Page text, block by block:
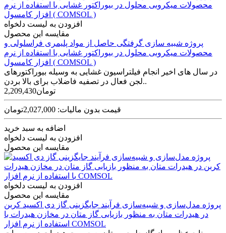
افزودن به لیست دلخواه
مقایسه این محصول
پروژه شبیه سازی گرفتگی حاصل از مواد پلیمری فراسلولی و
محصولات میکروبی محلول در بیوراکتور غشایی با استفاده از نرم
افزار کامسول ( COMSOL )
در سال های اخیر انجام فیلتراسیون غشایی به وسیله بیوراکتورهای
لجن فعال در تصفیه فاضلاب برای بالا بردن..
2,209,430تومان
قیمت بدون مالیات: 2,027,000تومان
اضافه به سبد خرید
افزودن به لیست دلخواه
مقایسه این محصول
افزودن به لیست دلخواه
مقایسه این محصول
پروژه مدل‌سازی و شبیه‌سازی فرآیند جایگزینی گاز دی اکسید کربن
در هیدرات متان به منظور بازیابی گاز متان در مخازن هیدرات با
استفاده از نرم افزار COMSOL